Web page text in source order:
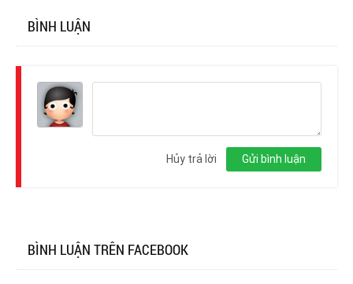
BÌNH LUẬN
Gửi bình luận
Hủy trả lời
BÌNH LUẬN TRÊN FACEBOOK